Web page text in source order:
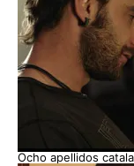
Ocho apellidos